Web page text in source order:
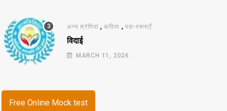
अन्य श्रेणियां ,कविता , पद्य-रचनाएँ
विदाई
MARCH 11, 2026
Free Online Mock test